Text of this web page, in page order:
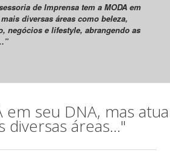
de Imprensa tem a MODA em
diversas áreas como beleza,
negócios e lifestyle, abrangendo as
em seu DNA, mas atua
diversas áreas..."